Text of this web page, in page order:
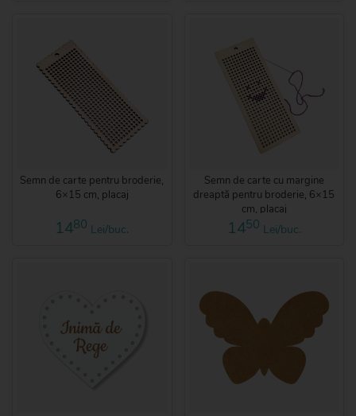
Semn de carte pentru broderie,
6×15 cm, placaj
1480 Lei/buc.
Semn de carte cu margine
dreaptă pentru broderie, 6×15
cm, placaj
1450 Lei/buc.